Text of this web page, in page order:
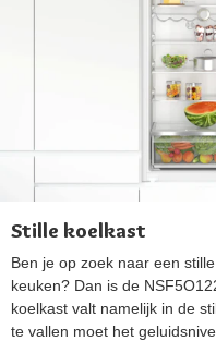
Stille koelkast
Ben je op zoek naar een
keuken? Dan is de
koelkast valt namelijk in de
te vallen moet het